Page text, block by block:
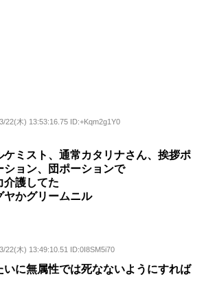
22(木) 13:53:16.75 ID:+Kqm2g1Y0
ケミスト、通常カタリナさん、挨拶ポ
ション、団ポーションで
介護してた
ヤかグリームニル
22(木) 13:49:10.51 ID:0I8SM5i70
いに無属性では死なないようにすれば